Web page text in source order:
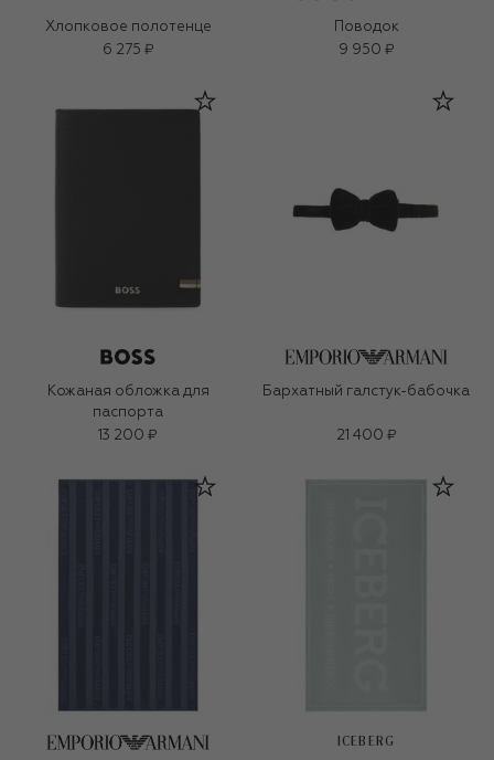
Хлопковое полотенце
6 275 ₽
Поводок
9 950 ₽
Кожаная обложка для
паспорта
13 200 ₽
Бархатный галстук-бабочка
21 400 ₽
ICEBERG